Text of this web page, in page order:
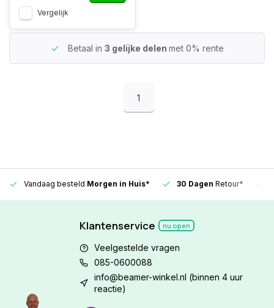
Vergelijk
Betaal in 3 gelijke delen met 0% rente
1
Vandaag besteld Morgen in Huis* 30 Dagen Retour*
Klantenservice nu open
Veelgestelde vragen
085-0600088
info@beamer-winkel.nl (binnen 4 uur
reactie)